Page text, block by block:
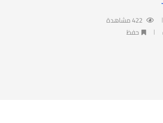
422مشاهدة
حفظ